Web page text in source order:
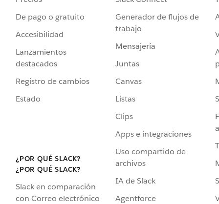
De pago o gratuito
Accesibilidad
Lanzamientos
destacados
Registro de cambios
Estado
¿POR QUÉ SLACK?
¿POR QUÉ SLACK?
Slack en comparación
con Correo electrónico
Generador de flujos de
trabajo
Mensajería
Juntas
Canvas
Listas
Clips
Apps e integraciones
Uso compartido de
archivos
IA de Slack
Agentforce